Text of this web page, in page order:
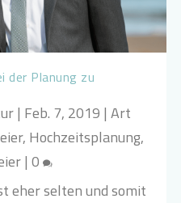
der Planung zu
| Feb. 7, 2019 |Art
, Hochzeitsplanung,
|0
eher selten und somit